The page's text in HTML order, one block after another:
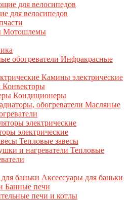
для велосипедов
Мотошлемы
Инфракрасные
Камины электрические
Конвекторы
Кондиционеры
Масляные
электрические
Тепловые завесы
Тепловые
Аксессуары для баньки
Банные печи